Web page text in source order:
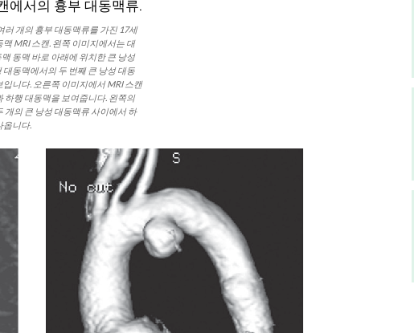
러 개의 흉부 대동맥류를 가진 17세
맥 MRI 스캔. 왼쪽 이미지에서는 대
동맥 바로 아래에 위치한 큰 낭성
대동맥에서의 두 번째 큰 낭성 대동
입니다. 오른쪽 이미지에서 MRI 스캔
하행 대동맥을 보여줍니다. 왼쪽의
개의 큰 낭성 대동맥류 사이에서 하
옵니다.